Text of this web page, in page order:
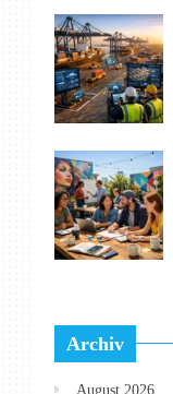
Archiv
August 2026